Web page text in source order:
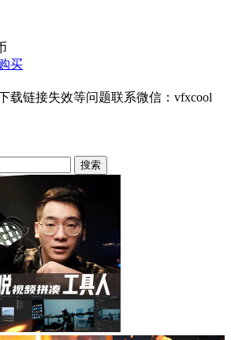
买
载链接失效等问题联系微信：vfxcool